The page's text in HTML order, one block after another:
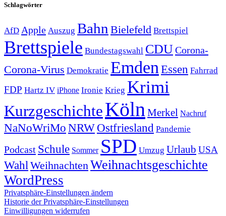
Schlagwörter
AfD Apple Auszug Bahn Bielefeld Brettspiel
Brettspiele Bundestagswahl CDUCorona-
Corona-Virus Demokratie Emden Essen Fahrrad
FDP Hartz IV iPhone Ironie Krieg Krimi
KurzgeschichteKölnMerkel Nachruf
NaNoWriMo NRWOstfriesland Pandemie
Podcast Schule Sommer SPD Umzug Urlaub USA
Wahl WeihnachtenWeihnachtsgeschichte
WordPress
Privatsphäre-Einstellungen ändern
Historie der Privatsphäre-Einstellungen
Einwilligungen widerrufen